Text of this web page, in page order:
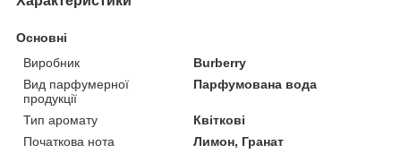
Основні
Виробник
Burberry
Вид парфумерної
продукції
Парфумована вода
Тип аромату
Квіткові
Початкова нота
Лимон, Гранат